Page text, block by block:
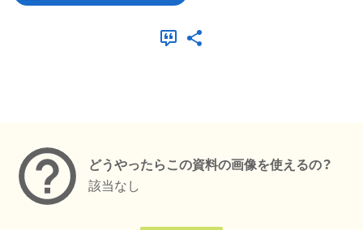
どうやったらこの資料の画像を使えるの？
該当なし